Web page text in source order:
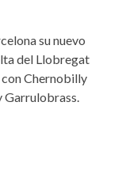
su nuevo
del Llobregat
Chernobilly
Garrulobrass.